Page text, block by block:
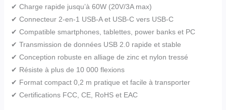
✔ Charge rapide jusqu’à 60W (20V/3A max)
✔ Connecteur 2-en-1 USB-A et USB-C vers USB-C
✔ Compatible smartphones, tablettes, power banks et PC
✔ Transmission de données USB 2.0 rapide et stable
✔ Conception robuste en alliage de zinc et nylon tressé
✔ Résiste à plus de 10 000 flexions
✔ Format compact 0,2 m pratique et facile à transporter
✔ Certifications FCC, CE, RoHS et EAC